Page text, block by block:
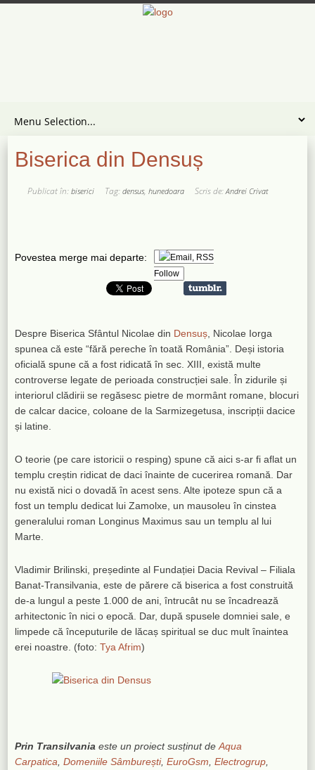
Biserica din Densuș
Publicat în:biserici Tag:densus,hunedoara Scris de:Andrei Crivat
Povestea merge mai departe:
Follow
Despre Biserica Sfântul Nicolae din Densuș , Nicolae Iorga
spunea că este “fără pereche în toată România”. Deși istoria
oficială spune că a fost ridicată în sec. XIII, există multe
controverse legate de perioada construcției sale. În zidurile și
interiorul clădirii se regăsesc pietre de mormânt romane, blocuri
de calcar dacice, coloane de la Sarmizegetusa, inscripții dacice
și latine.
O teorie (pe care istoricii o resping) spune că aici s-ar fi aflat un
templu creștin ridicat de daci înainte de cucerirea romană. Dar
nu există nici o dovadă în acest sens. Alte ipoteze spun că a
fost un templu dedicat lui Zamolxe, un mausoleu în cinstea
generalului roman Longinus Maximus sau un templu al lui
Marte.
Vladimir Brilinski, președinte al Fundației Dacia Revival – Filiala
Banat-Transilvania, este de părere că biserica a fost construită
de-a lungul a peste 1.000 de ani, întrucât nu se încadrează
arhitectonic în nici o epocă. Dar, după spusele domniei sale, e
limpede că începuturile de lăcaș spiritual se duc mult înaintea
erei noastre. (foto:Tya Afrim)
Prin Transilvania este un proiect susținut deAqua
Carpatica ,Domeniile Sâmburești,EuroGsm ,Electrogrup